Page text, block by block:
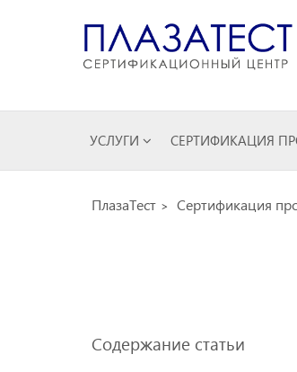
УСЛУГИ СЕРТИФИКАЦИЯ
ПлазаТест Сертификация
Содержание статьи